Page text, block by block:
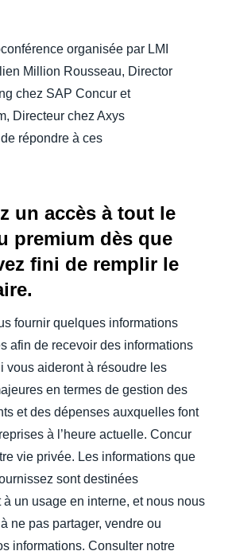
Norway (English)
organisée par LMI
Million Rousseau, Director
chez SAP Concur et
Directeur chez Axys
répondre à ces
un accès à tout le
premium dès que
fini de remplir le
fournir quelques informations
afin de recevoir des informations
vous aideront à résoudre les
en termes de gestion des
et des dépenses auxquelles font
à l’heure actuelle. Concur
vie privée. Les informations que
sont destinées
à un usage en interne, et nous nous
ne pas partager, vendre ou
informations. Consulter notre